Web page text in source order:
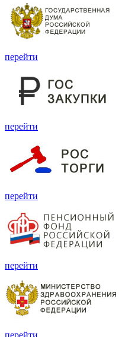
перейти
перейти
перейти
перейти